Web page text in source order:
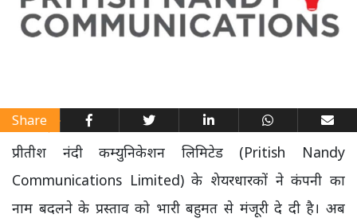
Share
प्रीतीश नंदी कम्युनिकेशन लिमिटेड (Pritish Nandy
Communications Limited) के शेयरधारकों ने कंपनी का
नाम बदलने के प्रस्ताव को भारी बहुमत से मंजूरी दे दी है। अब